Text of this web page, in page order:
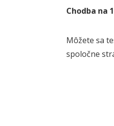
Chodba na
Môžete sa
spoločne